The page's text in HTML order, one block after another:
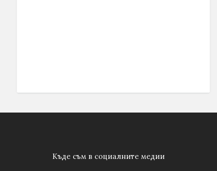
Къде съм в социалните медии